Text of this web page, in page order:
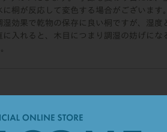
桐が反応して変色する場合がございます
効果で乾物の保存に良い桐ですが、湿度
入れると、木目につまり調湿の妨げにな